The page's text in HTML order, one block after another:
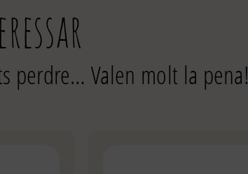
perdre… Valen molt la pena!